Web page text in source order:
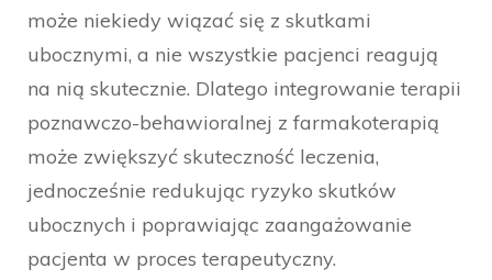
może niekiedy wiązać się z skutkami
ubocznymi, a nie wszystkie pacjenci reagują
na nią skutecznie. Dlatego integrowanie terapii
poznawczo-behawioralnej z farmakoterapią
może zwiększyć skuteczność leczenia,
jednocześnie redukując ryzyko skutków
ubocznych i poprawiając zaangażowanie
pacjenta w proces terapeutyczny.